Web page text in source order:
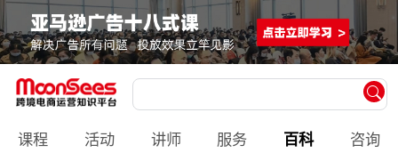
课程 活动 讲师 服务 百科 咨询